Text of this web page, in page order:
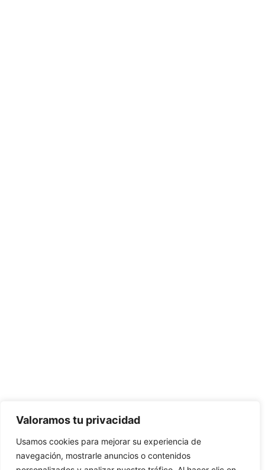
Valoramos tu privacidad
Usamos cookies para mejorar su experiencia de
navegación, mostrarle anuncios o contenidos